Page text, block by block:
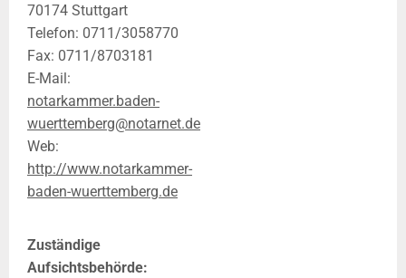
70174 Stuttgart
Telefon: 0711/3058770
Fax: 0711/8703181
E-Mail:
notarkammer.baden-
wuerttemberg@notarnet.de
Web:
http://www.notarkammer-
baden-wuerttemberg.de
Zuständige
Aufsichtsbehörde: